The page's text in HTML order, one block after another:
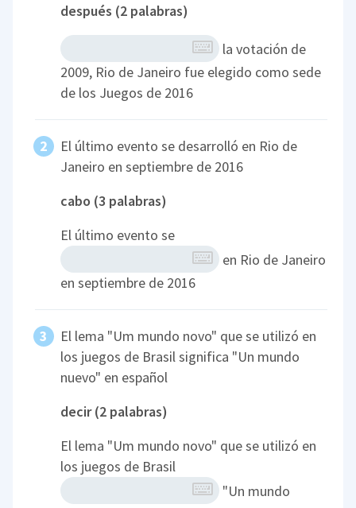
después (2 palabras)
la votación de
2009, Rio de Janeiro fue elegido como sede
de los Juegos de 2016
El último evento se desarrolló en Rio de
Janeiro en septiembre de 2016
cabo (3 palabras)
El último evento se
en Rio de Janeiro
en septiembre de 2016
El lema "Um mundo novo" que se utilizó en
los juegos de Brasil significa "Un mundo
nuevo" en español
decir (2 palabras)
El lema "Um mundo novo" que se utilizó en
los juegos de Brasil
"Un mundo